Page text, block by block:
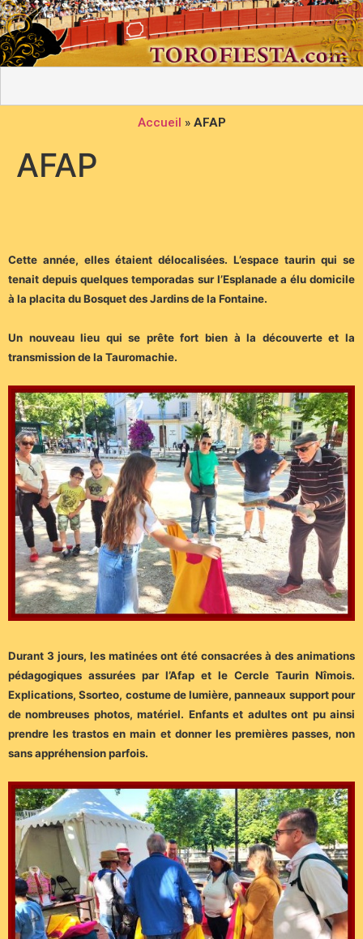
Accueil » AFAP
AFAP
Cette année, elles étaient délocalisées. L’espace taurin qui se
tenait depuis quelques temporadas sur l’Esplanade a élu domicile
à la placita du Bosquet des Jardins de la Fontaine.
Un nouveau lieu qui se prête fort bien à la découverte et la
transmission de la Tauromachie.
Durant 3 jours, les matinées ont été consacrées à des animations
pédagogiques assurées par l’Afap et le Cercle Taurin Nîmois.
Explications, Ssorteo, costume de lumière, panneaux supportpour
de nombreuses photos, matériel. Enfants et adultes ont pu ainsi
prendre les trastos en main et donner les premières passes, non
sans appréhension parfois.